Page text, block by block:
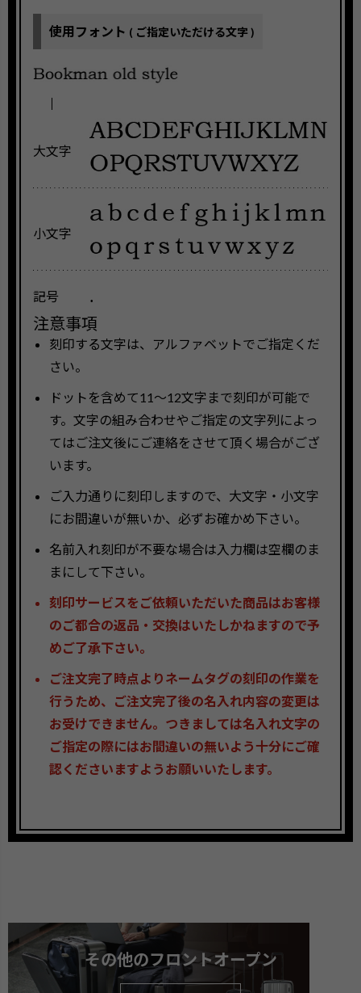
使用フォント ( ご指定いただける文字 )
大文字
小文字
記号 .
注意事項
刻印する文字は、アルファベットでご指定くだ
さい。
ドットを含めて11〜12文字まで刻印が可能で
す。文字の組み合わせやご指定の文字列によっ
てはご注文後にご連絡をさせて頂く場合がござ
います。
ご入力通りに刻印しますので、大文字・小文字
にお間違いが無いか、必ずお確かめ下さい。
名前入れ刻印が不要な場合は入力欄は空欄のま
まにして下さい。
刻印サービスをご依頼いただいた商品はお客様
のご都合の返品・交換はいたしかねますので予
めご了承下さい。
ご注文完了時点よりネームタグの刻印の作業を
行うため、ご注文完了後の名入れ内容の変更は
お受けできません。つきましては名入れ文字の
ご指定の際にはお間違いの無いよう十分にご確
認くださいますようお願いいたします。
その他のフロントオープン